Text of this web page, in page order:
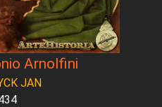
Arnolfini
JAN